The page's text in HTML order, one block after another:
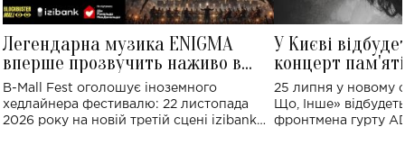
Легендарна музика ENIGMA
вперше прозвучить наживо в
Україні: де відбудеться концерт
B-Mall Fest оголошує іноземного
хедлайнера фестивалю: 22 листопада
2026 року на новій третій сцені izibank
У Києві
концерт
Клименка:
виконають
25 липня у новому
Що, Інше»
фронтмена гурту